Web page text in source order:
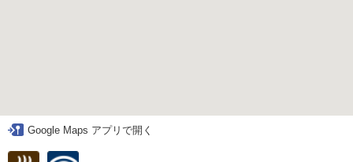
Google Maps アプリで開く